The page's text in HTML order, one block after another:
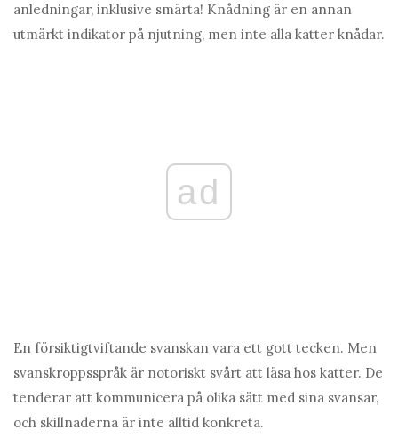
anledningar, inklusive smärta! Knådning är en annan
utmärkt indikator på njutning, men inte alla katter knådar.
ad
En försiktigtviftande svanskan vara ett gott tecken. Men
svanskroppsspråk är notoriskt svårt att läsa hos katter. De
tenderar att kommunicera på olika sätt med sina svansar,
och skillnaderna är inte alltid konkreta.